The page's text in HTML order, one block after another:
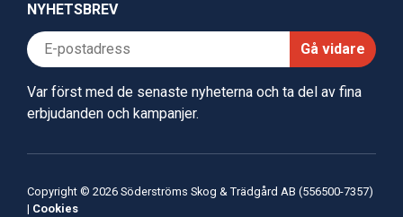
NYHETSBREV
Gå vidare
Var först med de senaste nyheterna och ta del av fina
erbjudanden och kampanjer.
Copyright © 2026 Söderströms Skog & Trädgård AB (556500-7357)
| Cookies